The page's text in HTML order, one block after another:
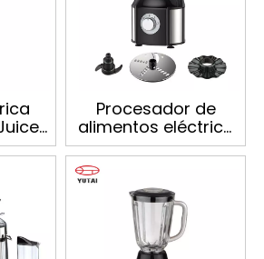
Procesador de
alimentos eléctrico
multifunción de la
licuadora del
exprimidor de frutas
de la cocina